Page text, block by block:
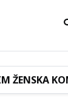
ŽENSKA